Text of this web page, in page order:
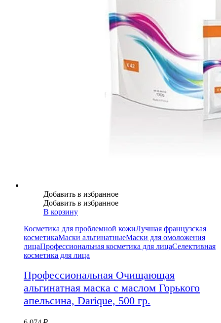
Добавить в избранное
Добавить в избранное
В корзину
Косметика для проблемной кожиЛучшая французская
косметикаМаски альгинатныеМаски для омоложения
лицаПрофессиональная косметика для лицаСелективная
косметика для лица
Профессиональная Очищающая
альгинатная маска с маслом Горького
апельсина, Darique, 500 гр.